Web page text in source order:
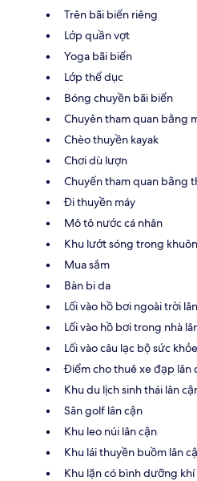
Trên bãi biển riêng
Lớp quần vợt
Yoga bãi biển
Lớp thể dục
Bóng chuyền bãi biển
Chuyên tham quan bằng
Chèo thuyền kayak
Chơi dù lượn
Chuyến tham quan bằng
Đi thuyền máy
Mô tô nước cá nhân
Khu lướt sóng trong
Mua sắm
Bàn bi da
Lối vào hồ bơi ngoài trời
Lối vào hồ bơi trong nhà
Lối vào câu lạc bộ sức khỏe
Điểm cho thuê xe đạp lân
Khu du lịch sinh thái lân
Sân golf lân cận
Khu leo núi lân cận
Khu lái thuyền buồm lân
Khu lặn có bình dưỡng khí